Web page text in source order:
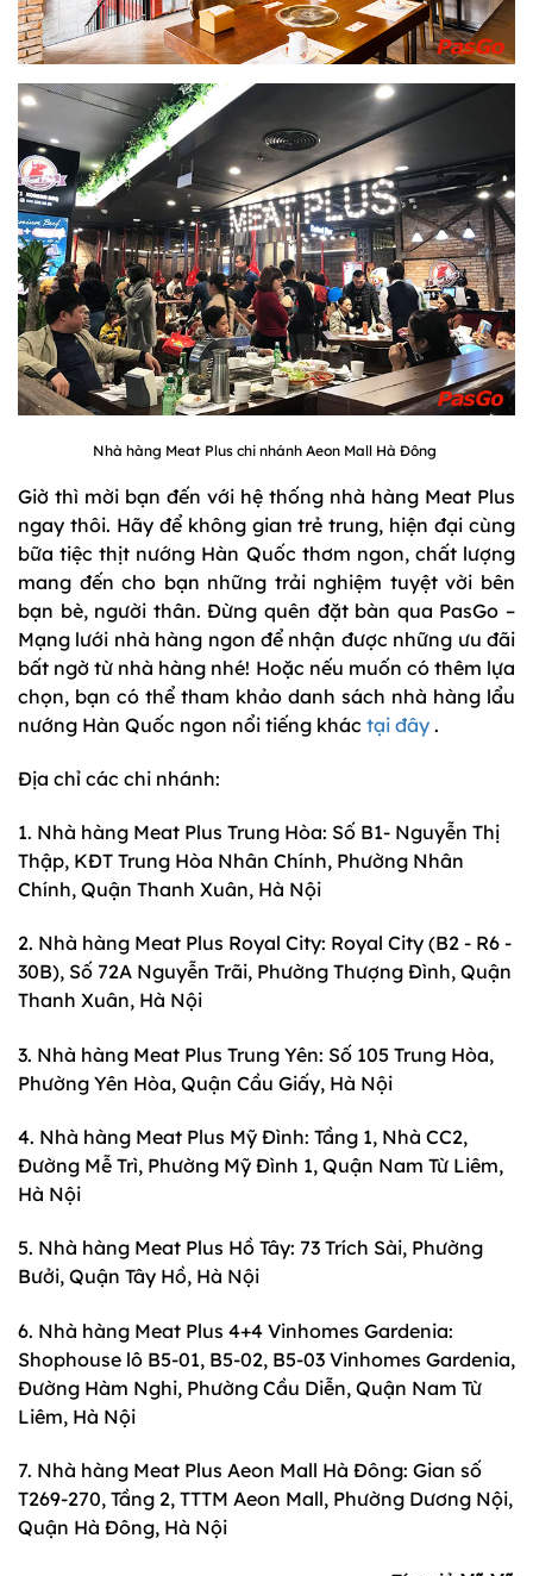
Nhà hàng Meat Plus chi nhánh Aeon Mall Hà Đông
Giờ thì mời bạn đến với hệ thống nhà hàng Meat Plus
ngay thôi. Hãy để không gian trẻ trung, hiện đại cùng
bữa tiệc thịt nướng Hàn Quốc thơm ngon, chất lượng
mang đến cho bạn những trải nghiệm tuyệt vời bên
bạn bè, người thân. Đừng quên đặt bàn qua PasGo –
Mạng lưới nhà hàng ngon để nhận được những ưu đãi
bất ngờ từ nhà hàng nhé! Hoặc nếu muốn có thêm lựa
chọn, bạn có thể tham khảo danh sách nhà hàng lẩu
nướng Hàn Quốc ngon nổi tiếng khác tại đây .
Địa chỉ các chi nhánh:
1. Nhà hàng Meat Plus Trung Hòa: Số B1- Nguyễn Thị
Thập, KĐT Trung Hòa Nhân Chính, Phường Nhân
Chính, Quận Thanh Xuân, Hà Nội
2. Nhà hàng Meat Plus Royal City: Royal City (B2 - R6 -
30B), Số 72A Nguyễn Trãi, Phường Thượng Đình, Quận
Thanh Xuân, Hà Nội
3. Nhà hàng Meat Plus Trung Yên: Số 105 Trung Hòa,
Phường Yên Hòa, Quận Cầu Giấy, Hà Nội
4. Nhà hàng Meat Plus Mỹ Đình: Tầng 1, Nhà CC2,
Đường Mễ Trì, Phường Mỹ Đình 1, Quận Nam Từ Liêm,
Hà Nội
5. Nhà hàng Meat Plus Hồ Tây: 73 Trích Sài, Phường
Bưởi, Quận Tây Hồ, Hà Nội
6. Nhà hàng Meat Plus 4+4 Vinhomes Gardenia:
Shophouse lô B5-01, B5-02, B5-03 Vinhomes Gardenia,
Đường Hàm Nghi, Phường Cầu Diễn, Quận Nam Từ
Liêm, Hà Nội
7. Nhà hàng Meat Plus Aeon Mall Hà Đông: Gian số
T269-270, Tầng 2, TTTM Aeon Mall, Phường Dương Nội,
Quận Hà Đông, Hà Nội